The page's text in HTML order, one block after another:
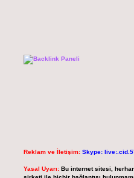
Reklam ve İletişim: Skype:
Yasal Uyarı: Bu internet sitesi,